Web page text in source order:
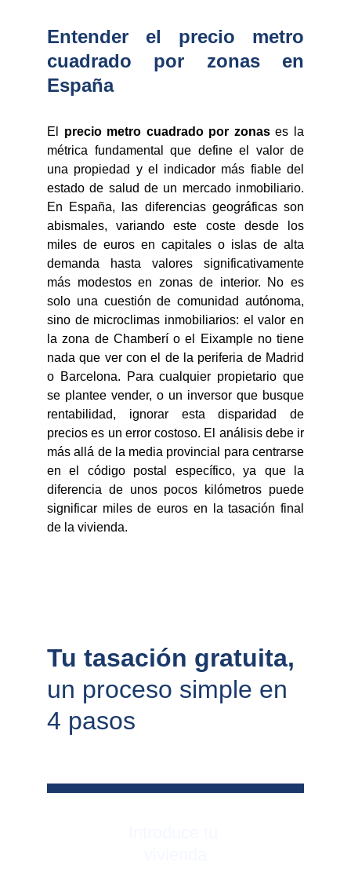
Entender el precio metro
cuadrado por zonas en
España
El precio metro cuadrado por zonases la
métrica fundamental que define el valor de
una propiedad y el indicador más fiable del
estado de salud de un mercado inmobiliario.
En España, las diferencias geográficas son
abismales, variando este coste desde los
miles de euros en capitales o islas de alta
demanda hasta valores significativamente
más modestos en zonas de interior. No es
solo una cuestión de comunidad autónoma,
sino de microclimas inmobiliarios: el valor en
la zona de Chamberí o el Eixample no tiene
nada que ver con el de la periferia de Madrid
o Barcelona. Para cualquier propietario que
se plantee vender, o un inversor que busque
rentabilidad, ignorar esta disparidad de
precios es un error costoso. El análisis debe ir
más allá de la media provincial para centrarse
en el código postal específico, ya que la
diferencia de unos pocos kilómetros puede
significar miles de euros en la tasación final
de la vivienda.
Tu tasación gratuita,
un proceso simple en
4 pasos